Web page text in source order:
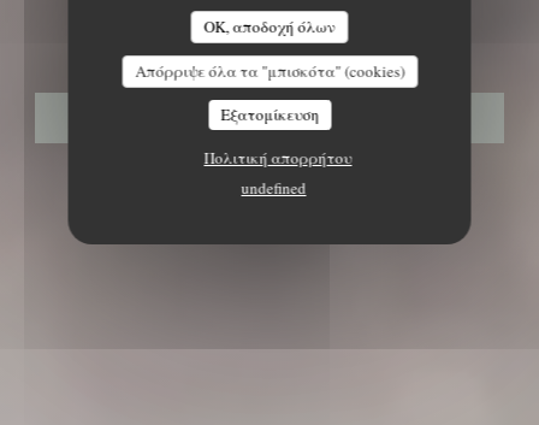
OK, αποδοχή όλων
Απόρριψε όλα τα "μπισκότα" (cookies)
Εξατομίκευση
Πολιτική απορρήτου
undefined
Le Nid - Table Intimiste
ΚΆΝΤΕ ΚΡΆΤΗΣΗ ΤΡΑΠΕΖΙΟΎ
LE NID - TABLE INTIMISTE